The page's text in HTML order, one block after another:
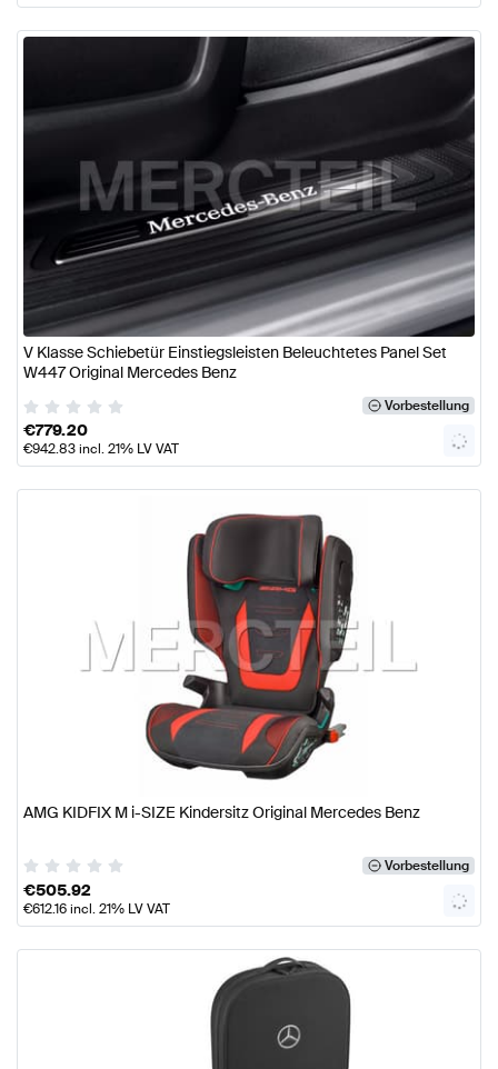
V Klasse Schiebetür Einstiegsleisten Beleuchtetes Panel Set
W447 Original Mercedes Benz
Vorbestellung
€779.20
€942.83incl. 21% LV VAT
AMG KIDFIX M i-SIZE Kindersitz Original Mercedes Benz
Vorbestellung
€505.92
€612.16incl. 21% LV VAT